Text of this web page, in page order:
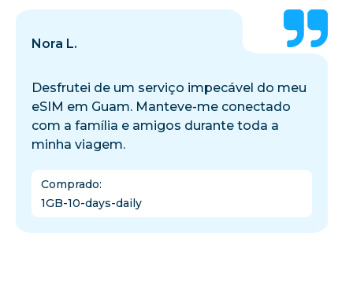
Nora L.
Desfrutei de um serviço impecável do meu
eSIM em Guam. Manteve-me conectado
com a família e amigos durante toda a
minha viagem.
Comprado:
1GB-10-days-daily